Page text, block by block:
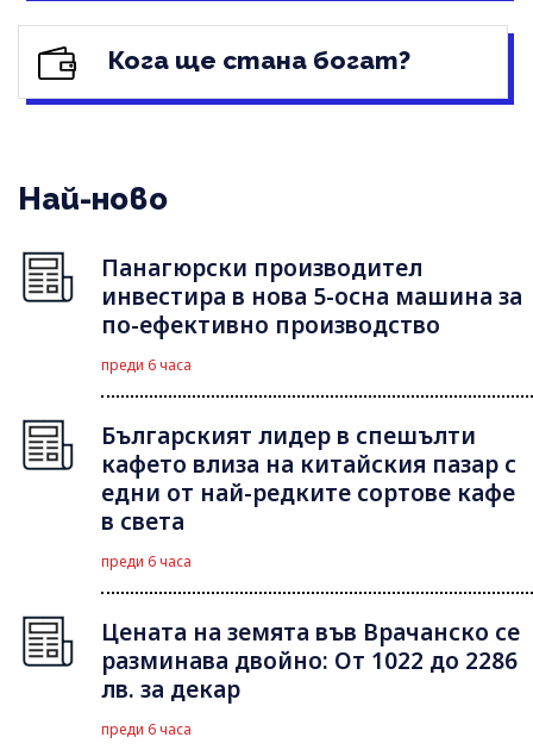
Кога ще стана богат?
Най-ново
Панагюрски производител
инвестира в нова 5-осна машина за
по-ефективно производство
преди 6 часа
Българският лидер в спешълти
кафето влиза на китайския пазар с
едни от най-редките сортове кафе
в света
преди 6 часа
Цената на земята във Врачанско се
разминава двойно: От 1022 до 2286
лв. за декар
преди 6 часа